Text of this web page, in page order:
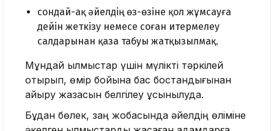
сондай-ақ әйелдің өз-өзіне қол жұмсауға
дейін жеткізу немесе соған итермелеу
салдарынан қаза табуы жатқызылмақ.
Мұндай қылмыстар үшін мүлікті тәркілей
отырып, өмір бойына бас бостандығынан
айыру жазасын белгілеу ұсынылуда.
Бұдан бөлек, заң жобасында әйелдің өліміне